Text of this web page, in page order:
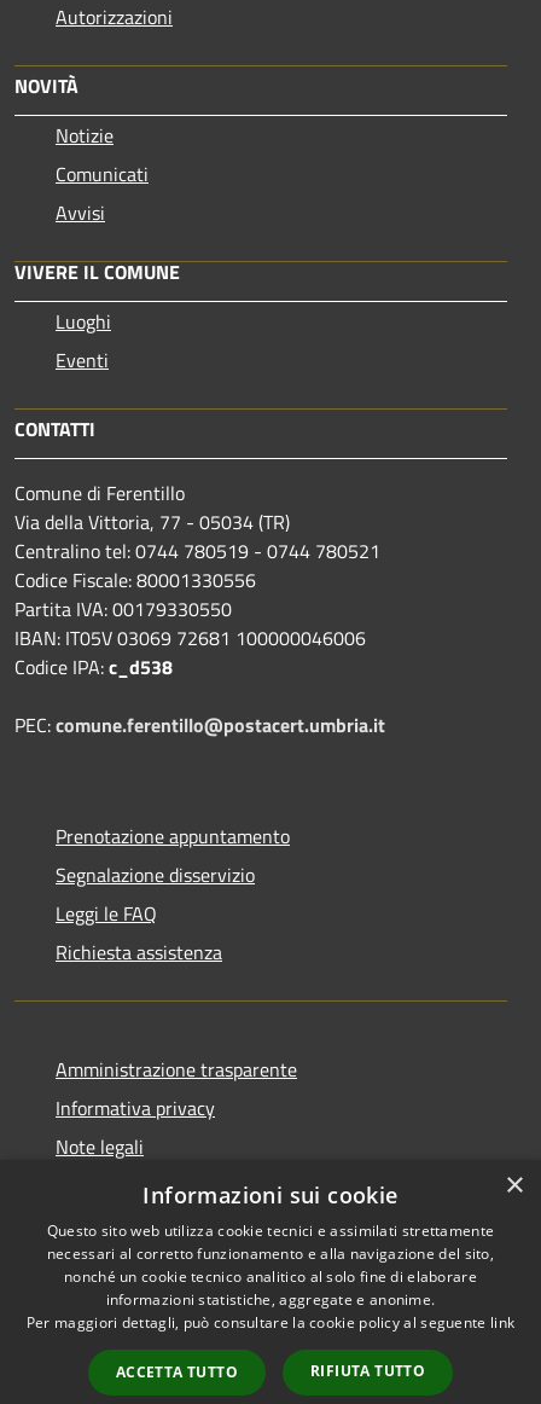
Autorizzazioni
NOVITÀ
Notizie
Comunicati
Avvisi
VIVERE IL COMUNE
Luoghi
Eventi
CONTATTI
Comune di Ferentillo
Via della Vittoria, 77 - 05034 (TR)
Centralino tel: 0744 780519 - 0744 780521
Codice Fiscale: 80001330556
Partita IVA: 00179330550
IBAN: IT05V 03069 72681 100000046006
Codice IPA:c_d538
PEC:comune.ferentillo@postacert.umbria.it
Prenotazione appuntamento
Segnalazione disservizio
Leggi le FAQ
Richiesta assistenza
Amministrazione trasparente
Informativa privacy
Note legali
Dichiarazione di accessibilità
Accessibilità
Copyright © 2026 • Comune di
Ferentillo • Powered by
Municipium•
Accesso
redazione
×
Informazioni sui cookie
Questo sito web utilizza cookie tecnici e assimilati strettamente
necessari al corretto funzionamento e alla navigazione del sito,
nonché un cookie tecnico analitico al solo fine di elaborare
informazioni statistiche, aggregate e anonime.
Per maggiori dettagli, può consultare la cookie policy al seguente link
ACCETTA TUTTO RIFIUTA TUTTO